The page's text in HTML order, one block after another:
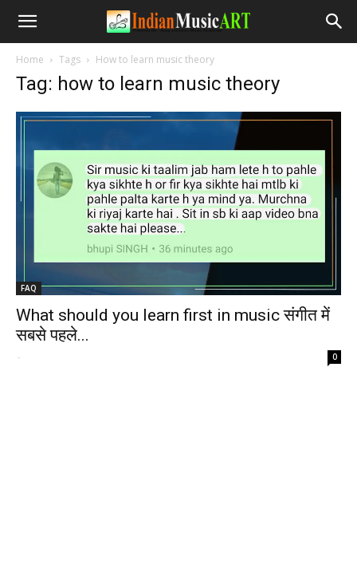
Home Tags How to learn music theory
Tag: how to learn music theory
FAQ
What should you learn first in music संगीत में
सबसे पहले...
- 0